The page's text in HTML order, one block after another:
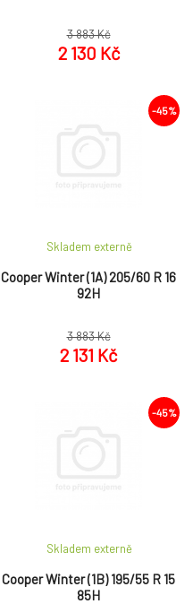
3 883 Kč
2 130 Kč
-45%
Cooper Winter (1A) 205/60 R 16
92H
Skladem externě
3 883 Kč
2 131 Kč
-45%
Cooper Winter (1B) 195/55 R 15
85H
Skladem externě